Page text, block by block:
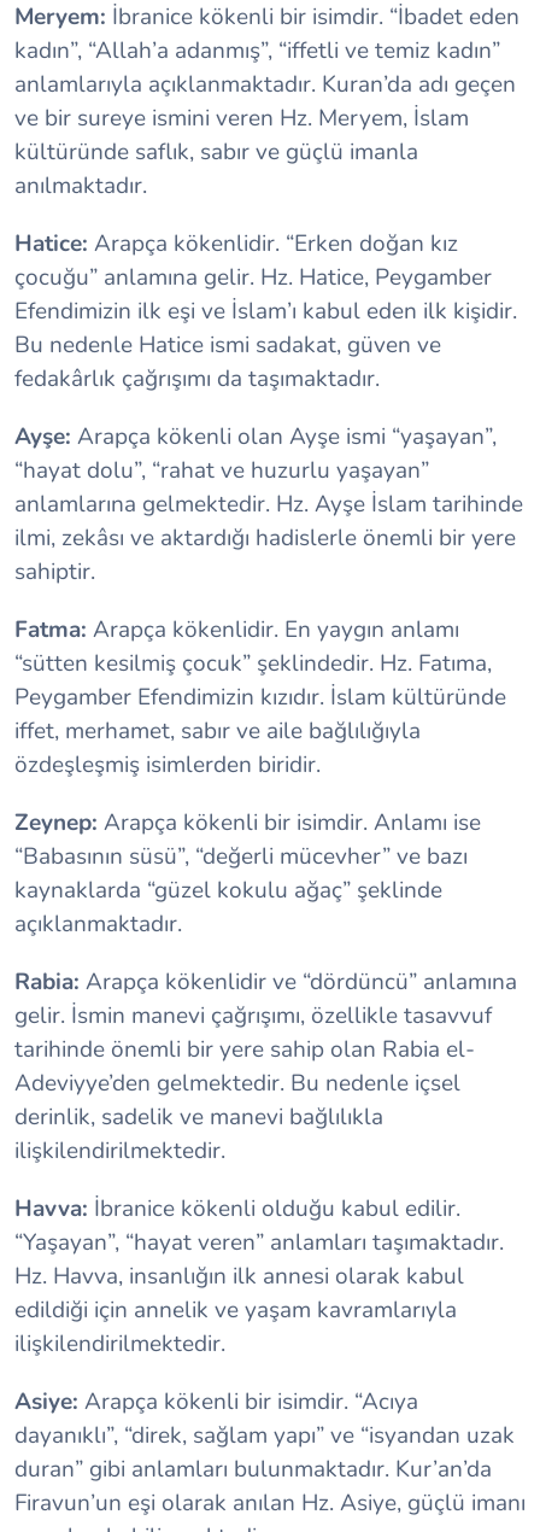
Meryem: İbranice kökenli bir isimdir. “İbadet eden
kadın”, “Allah’a adanmış”, “iffetli ve temiz kadın”
anlamlarıyla açıklanmaktadır. Kuran’da adı geçen
ve bir sureye ismini veren Hz. Meryem, İslam
kültüründe saflık, sabır ve güçlü imanla
anılmaktadır.
Hatice: Arapça kökenlidir. “Erken doğan kız
çocuğu” anlamına gelir. Hz. Hatice, Peygamber
Efendimizin ilk eşi ve İslam’ı kabul eden ilk kişidir.
Bu nedenle Hatice ismi sadakat, güven ve
fedakârlık çağrışımı da taşımaktadır.
Ayşe: Arapça kökenli olan Ayşe ismi “yaşayan”,
“hayat dolu”, “rahat ve huzurlu yaşayan”
anlamlarına gelmektedir. Hz. Ayşe İslam tarihinde
ilmi, zekâsı ve aktardığı hadislerle önemli bir yere
sahiptir.
Fatma: Arapça kökenlidir. En yaygın anlamı
“sütten kesilmiş çocuk” şeklindedir. Hz. Fatıma,
Peygamber Efendimizin kızıdır. İslam kültüründe
iffet, merhamet, sabır ve aile bağlılığıyla
özdeşleşmiş isimlerden biridir.
Zeynep: Arapça kökenli bir isimdir. Anlamı ise
“Babasının süsü”, “değerli mücevher” ve bazı
kaynaklarda “güzel kokulu ağaç” şeklinde
açıklanmaktadır.
Rabia: Arapça kökenlidir ve “dördüncü” anlamına
gelir. İsmin manevi çağrışımı, özellikle tasavvuf
tarihinde önemli bir yere sahip olan Rabia el-
Adeviyye’den gelmektedir. Bu nedenle içsel
derinlik, sadelik ve manevi bağlılıkla
ilişkilendirilmektedir.
Havva: İbranice kökenli olduğu kabul edilir.
“Yaşayan”, “hayat veren” anlamları taşımaktadır.
Hz. Havva, insanlığın ilk annesi olarak kabul
edildiği için annelik ve yaşam kavramlarıyla
ilişkilendirilmektedir.
Asiye: Arapça kökenli bir isimdir. “Acıya
dayanıklı”, “direk, sağlam yapı” ve “isyandan uzak
duran” gibi anlamları bulunmaktadır. Kur’an’da
Firavun’un eşi olarak anılan Hz. Asiye, güçlü imanı